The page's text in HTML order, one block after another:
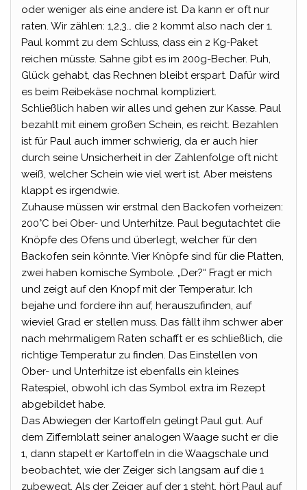
oder weniger als eine andere ist. Da kann er oft nur
raten. Wir zählen: 1,2,3… die 2 kommt also nach der 1.
Paul kommt zu dem Schluss, dass ein 2 Kg-Paket
reichen müsste. Sahne gibt es im 200g-Becher. Puh,
Glück gehabt, das Rechnen bleibt erspart. Dafür wird
es beim Reibekäse nochmal kompliziert.
Schließlich haben wir alles und gehen zur Kasse. Paul
bezahlt mit einem großen Schein, es reicht. Bezahlen
ist für Paul auch immer schwierig, da er auch hier
durch seine Unsicherheit in der Zahlenfolge oft nicht
weiß, welcher Schein wie viel wert ist. Aber meistens
klappt es irgendwie.
Zuhause müssen wir erstmal den Backofen vorheizen:
200°C bei Ober- und Unterhitze. Paul begutachtet die
Knöpfe des Ofens und überlegt, welcher für den
Backofen sein könnte. Vier Knöpfe sind für die Platten,
zwei haben komische Symbole. „Der?“ Fragt er mich
und zeigt auf den Knopf mit der Temperatur. Ich
bejahe und fordere ihn auf, herauszufinden, auf
wieviel Grad er stellen muss. Das fällt ihm schwer aber
nach mehrmaligem Raten schafft er es schließlich, die
richtige Temperatur zu finden. Das Einstellen von
Ober- und Unterhitze ist ebenfalls ein kleines
Ratespiel, obwohl ich das Symbol extra im Rezept
abgebildet habe.
Das Abwiegen der Kartoffeln gelingt Paul gut. Auf
dem Ziffernblatt seiner analogen Waage sucht er die
1, dann stapelt er Kartoffeln in die Waagschale und
beobachtet, wie der Zeiger sich langsam auf die 1
zubewegt. Als der Zeiger auf der 1 steht, hört Paul auf